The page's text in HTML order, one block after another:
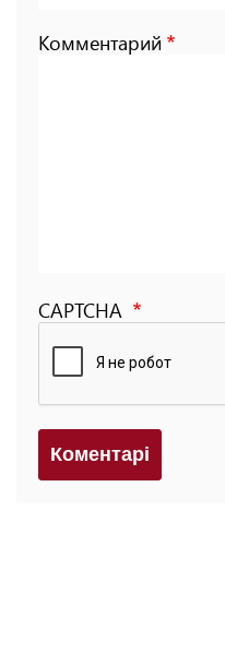
Комментарий
CAPTCHA
Коментарi